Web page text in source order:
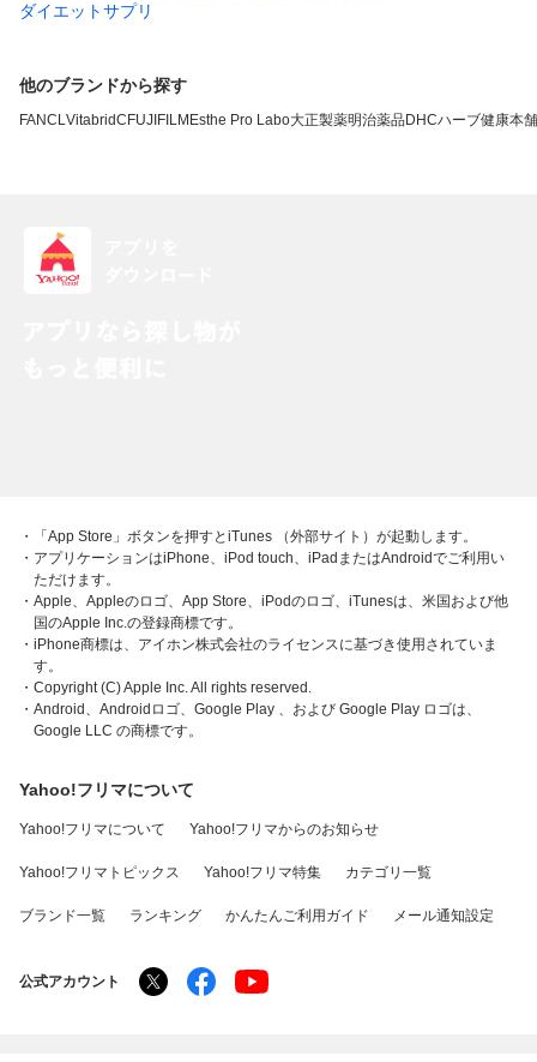
ダイエットサプリ
他のブランドから探す
FANCLVitabridC FUJIFILM Esthe Pro Labo大正製薬明治薬品DHCハーブ健康本舗
・「App Store」ボタンを押すとiTunes （外部サイト）が起動します。
・アプリケーションはiPhone、iPod touch、iPadまたはAndroidでご利用い
ただけます。
・Apple、Appleのロゴ、App Store、iPodのロゴ、iTunesは、米国および他
国のApple Inc.の登録商標です。
・iPhone商標は、アイホン株式会社のライセンスに基づき使用されていま
す。
・Copyright (C) Apple Inc. All rights reserved.
・Android、Androidロゴ、Google Play 、および Google Play ロゴは、
Google LLC の商標です。
Yahoo!フリマについて
Yahoo!フリマについて Yahoo!フリマからのお知らせ
Yahoo!フリマトピックス Yahoo!フリマ特集 カテゴリ一覧
ブランド一覧 ランキング かんたんご利用ガイド メール通知設定
公式アカウント